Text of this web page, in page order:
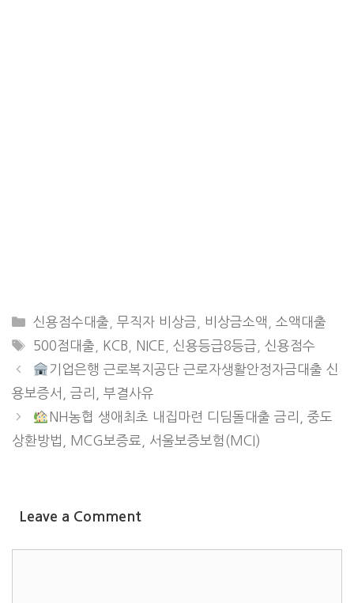
CATEGORIES
신용점수대출 ,무직자 비상금 비상금소액
소액대출
TAGS
500점대출 KCB NICE ,신용등급8등급 ,신용점수
기업은행 근로복지공단 근로자생활안정자금대출 신
용보증서, 금리, 부결사유
NH농협 생애최초 내집마련 디딤돌대출 금리, 중도
상환방법, MCG보증료, 서울보증보험(MCI)
Leave a Comment